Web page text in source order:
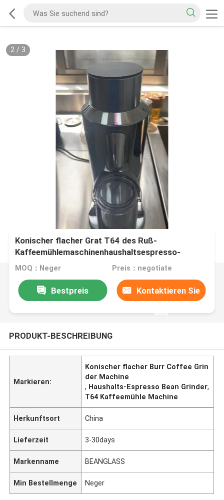
2/ 3
Konischer flacher Grat T64 des Ruß-
Kaffeemühlemaschinenhaushaltsespresso-
Kaffees
MOQ：Neger Preis：negotiate
Bestpreis Kontaktieren Sie
uns
PRODUKT-BESCHREIBUNG
Markieren:
Konischer flacher Burr Coffee Grin
der Machine
, Haushalts-Espresso Bean Grinder,
T64 Kaffeemühle Machine
Herkunftsort China
Lieferzeit 3-30days
Markenname BEANGLASS
Min Bestellmenge Neger